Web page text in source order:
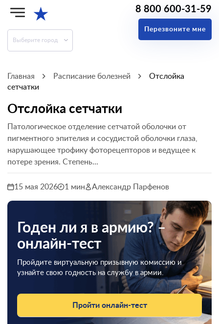
★
Выберите город
8 800 600-31-59
Перезвоните мне
Главная Расписание болезней
Отслойка
сетчатки
Отслойка сетчатки
Патологическое отделение сетчатой оболочки от
пигментного эпителия и сосудистой оболочки глаза,
нарушающее трофику фоторецепторов и ведущее к
потере зрения. Степень...
15 мая 2026 1 мин Александр Парфенов
Годен ли я в армию? –
онлайн-тест
Пройдите виртуальную призывную комиссию и
узнайте свою годность на службу в армии.
Пройти онлайн-тест